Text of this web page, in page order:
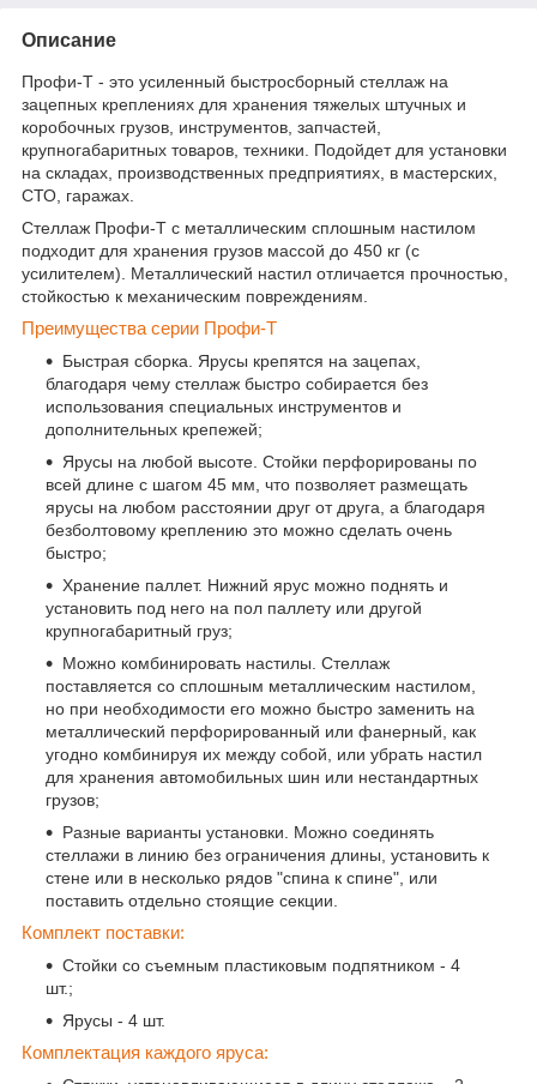
Описание
Профи-Т - это усиленный быстросборный стеллаж на
зацепных креплениях для хранения тяжелых штучных и
коробочных грузов, инструментов, запчастей,
крупногабаритных товаров, техники. Подойдет для установки
на складах, производственных предприятиях, в мастерских,
СТО, гаражах.
Стеллаж Профи-Т с металлическим сплошным настилом
подходит для хранения грузов массой до 450 кг (с
усилителем). Металлический настил отличается прочностью,
стойкостью к механическим повреждениям.
Преимущества серии Профи-Т
Быстрая сборка. Ярусы крепятся на зацепах,
благодаря чему стеллаж быстро собирается без
использования специальных инструментов и
дополнительных крепежей;
Ярусы на любой высоте. Стойки перфорированы по
всей длине с шагом 45 мм, что позволяет размещать
ярусы на любом расстоянии друг от друга, а благодаря
безболтовому креплению это можно сделать очень
быстро;
Хранение паллет. Нижний ярус можно поднять и
установить под него на пол паллету или другой
крупногабаритный груз;
Можно комбинировать настилы. Стеллаж
поставляется со сплошным металлическим настилом,
но при необходимости его можно быстро заменить на
металлический перфорированный или фанерный, как
угодно комбинируя их между собой, или убрать настил
для хранения автомобильных шин или нестандартных
грузов;
Разные варианты установки. Можно соединять
стеллажи в линию без ограничения длины, установить к
стене или в несколько рядов "спина к спине", или
поставить отдельно стоящие секции.
Комплект поставки:
Стойки со съемным пластиковым подпятником - 4
шт.;
Ярусы - 4 шт.
Комплектация каждого яруса: